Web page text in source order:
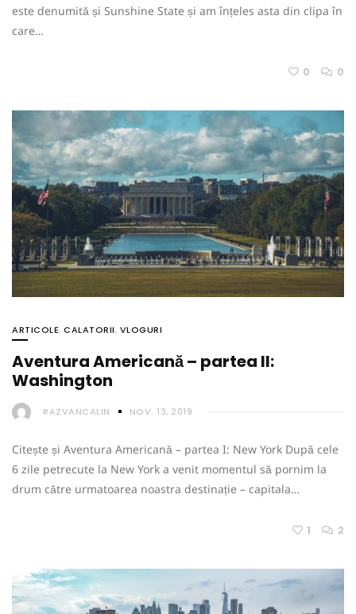
este denumită și Sunshine State și am înțeles asta din clipa în
care…
0 0
ARTICOLE, CALATORII, VLOGURI
Aventura Americană – partea II:
Washington
RAZVANCALIN NOV. 13, 2019
Citește și Aventura Americană – partea I: New York După cele
6 zile petrecute la New York a venit momentul să pornim la
drum către urmatoarea noastra destinație – capitala…
1 2